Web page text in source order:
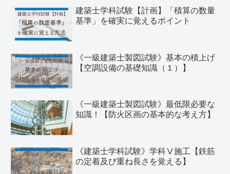
建築士学科試験【計画】「積算の数量
基準」を確実に覚えるポイント
《一級建築士製図試験》基本の積上げ
【空調設備の基礎知識（１）】
《一級建築士製図試験》最低限必要な
知識！【防火区画の基本的な考え方】
《建築士学科試験》学科Ⅴ施工【鉄筋
の定着及び重ね長さを覚える】